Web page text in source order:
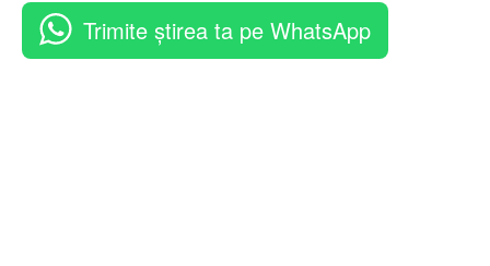
Trimite știrea ta pe WhatsApp